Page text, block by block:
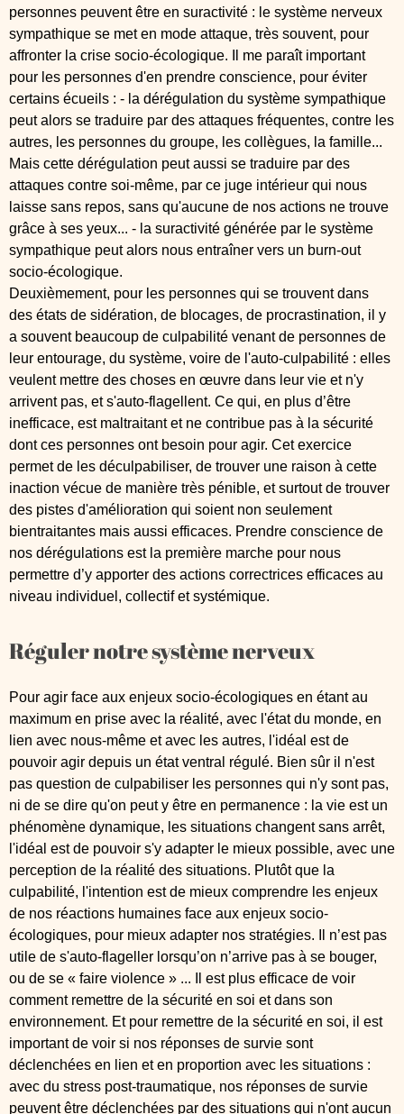
personnes peuvent être en suractivité : le système nerveux
sympathique se met en mode attaque, très souvent, pour
affronter la crise socio-écologique. Il me paraît important
pour les personnes d'en prendre conscience, pour éviter
certains écueils : - la dérégulation du système sympathique
peut alors se traduire par des attaques fréquentes, contre les
autres, les personnes du groupe, les collègues, la famille...
Mais cette dérégulation peut aussi se traduire par des
attaques contre soi-même, par ce juge intérieur qui nous
laisse sans repos, sans qu'aucune de nos actions ne trouve
grâce à ses yeux... - la suractivité générée par le système
sympathique peut alors nous entraîner vers un burn-out
socio-écologique.
Deuxièmement, pour les personnes qui se trouvent dans
des états de sidération, de blocages, de procrastination, il y
a souvent beaucoup de culpabilité venant de personnes de
leur entourage, du système, voire de l'auto-culpabilité : elles
veulent mettre des choses en œuvre dans leur vie et n'y
arrivent pas, et s'auto-flagellent. Ce qui, en plus d’être
inefficace, est maltraitant et ne contribue pas à la sécurité
dont ces personnes ont besoin pour agir. Cet exercice
permet de les déculpabiliser, de trouver une raison à cette
inaction vécue de manière très pénible, et surtout de trouver
des pistes d'amélioration qui soient non seulement
bientraitantes mais aussi efficaces. Prendre conscience de
nos dérégulations est la première marche pour nous
permettre d’y apporter des actions correctrices efficaces au
niveau individuel, collectif et systémique.
Réguler notre système nerveux
Pour agir face aux enjeux socio-écologiques en étant au
maximum en prise avec la réalité, avec l'état du monde, en
lien avec nous-même et avec les autres, l'idéal est de
pouvoir agir depuis un état ventral régulé. Bien sûr il n'est
pas question de culpabiliser les personnes qui n'y sont pas,
ni de se dire qu'on peut y être en permanence : la vie est un
phénomène dynamique, les situations changent sans arrêt,
l'idéal est de pouvoir s'y adapter le mieux possible, avec une
perception de la réalité des situations. Plutôt que la
culpabilité, l'intention est de mieux comprendre les enjeux
de nos réactions humaines face aux enjeux socio-
écologiques, pour mieux adapter nos stratégies. Il n’est pas
utile de s'auto-flageller lorsqu’on n’arrive pas à se bouger,
ou de se « faire violence » ... Il est plus efficace de voir
comment remettre de la sécurité en soi et dans son
environnement. Et pour remettre de la sécurité en soi, il est
important de voir si nos réponses de survie sont
déclenchées en lien et en proportion avec les situations :
avec du stress post-traumatique, nos réponses de survie
peuvent être déclenchées par des situations qui n'ont aucun